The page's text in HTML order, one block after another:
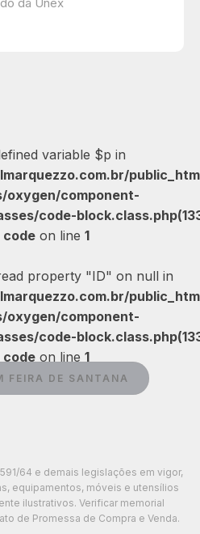
variable $p in
oxygen/component-
code-
on line 1
property "ID" on null in
oxygen/component-
code-
on line 1
FEIRA DE SANTANA
64 e demais legislações em vigor,
equipamentos, móveis e utensílios
ilustrativos. Verificar memorial
de Promessa de Compra e Venda.